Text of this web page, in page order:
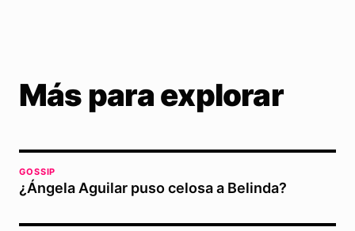
Más para explorar
GOSSIP
¿Ángela Aguilar puso celosa a Belinda?